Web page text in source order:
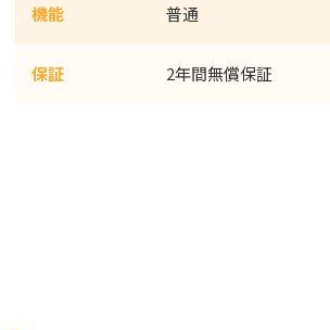
機能 普通
保証 2年間無償保証